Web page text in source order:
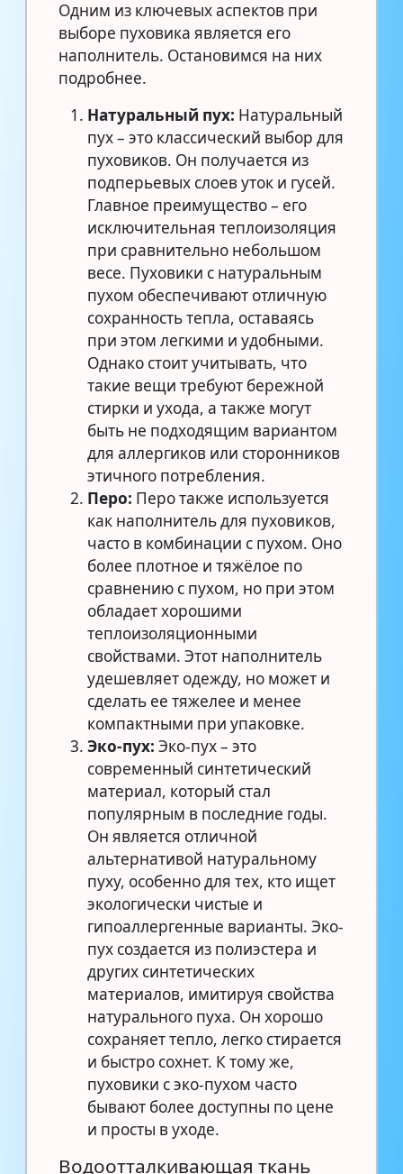
Одним из ключевых аспектов при
выборе пуховика является его
наполнитель. Остановимся на них
подробнее.
Натуральный пух: Натуральный
пух – это классический выбор для
пуховиков. Он получается из
подперьевых слоев уток и гусей.
Главное преимущество – его
исключительная теплоизоляция
при сравнительно небольшом
весе. Пуховики с натуральным
пухом обеспечивают отличную
сохранность тепла, оставаясь
при этом легкими и удобными.
Однако стоит учитывать, что
такие вещи требуют бережной
стирки и ухода, а также могут
быть не подходящим вариантом
для аллергиков или сторонников
этичного потребления.
Перо: Перо также используется
как наполнитель для пуховиков,
часто в комбинации с пухом. Оно
более плотное и тяжёлое по
сравнению с пухом, но при этом
обладает хорошими
теплоизоляционными
свойствами. Этот наполнитель
удешевляет одежду, но может и
сделать ее тяжелее и менее
компактными при упаковке.
Эко-пух: Эко-пух – это
современный синтетический
материал, который стал
популярным в последние годы.
Он является отличной
альтернативой натуральному
пуху, особенно для тех, кто ищет
экологически чистые и
гипоаллергенные варианты. Эко-
пух создается из полиэстера и
других синтетических
материалов, имитируя свойства
натурального пуха. Он хорошо
сохраняет тепло, легко стирается
и быстро сохнет. К тому же,
пуховики с эко-пухом часто
бывают более доступны по цене
и просты в уходе.
Водоотталкивающая ткань